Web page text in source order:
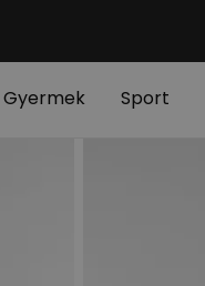
Gyermek Sport